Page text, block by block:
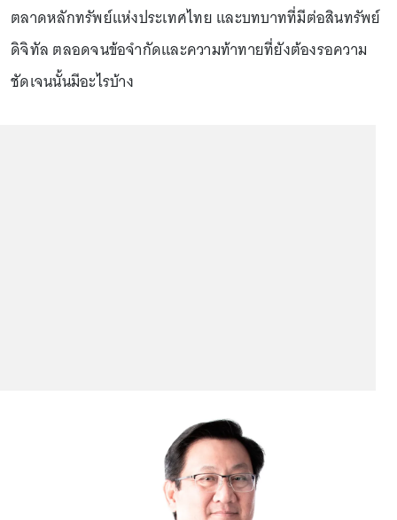
ตลาดหลักทรัพย์แห่งประเทศไทย และบทบาทที่มีต่อสินทรัพย์
ดิจิทัล ตลอดจนข้อจำกัดและความท้าทายที่ยังต้องรอความ
ชัดเจนนั้นมีอะไรบ้าง